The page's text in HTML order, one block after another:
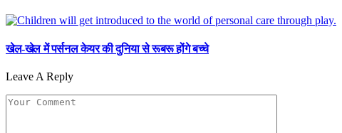
खेल-खेल में पर्सनल केयर की दुनिया से रूबरू होंगे बच्चे
Leave A Reply